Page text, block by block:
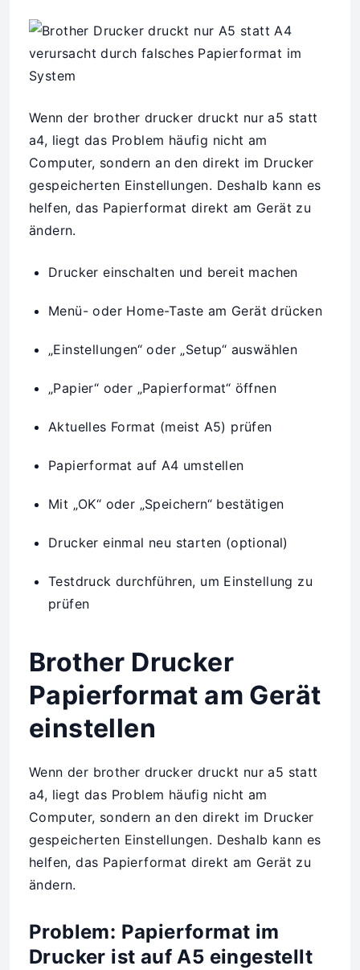
Wenn der brother drucker druckt nur a5 statt
a4, liegt das Problem häufig nicht am
Computer, sondern an den direkt im Drucker
gespeicherten Einstellungen. Deshalb kann es
helfen, das Papierformat direkt am Gerät zu
ändern.
Drucker einschalten und bereit machen
Menü- oder Home-Taste am Gerät drücken
„Einstellungen“ oder „Setup“ auswählen
„Papier“ oder „Papierformat“ öffnen
Aktuelles Format (meist A5) prüfen
Papierformat auf A4 umstellen
Mit „OK“ oder „Speichern“ bestätigen
Drucker einmal neu starten (optional)
Testdruck durchführen, um Einstellung zu
prüfen
Brother Drucker
Papierformat am Gerät
einstellen
Wenn der brother drucker druckt nur a5 statt
a4, liegt das Problem häufig nicht am
Computer, sondern an den direkt im Drucker
gespeicherten Einstellungen. Deshalb kann es
helfen, das Papierformat direkt am Gerät zu
ändern.
Problem: Papierformat im
Drucker ist auf A5 eingestellt